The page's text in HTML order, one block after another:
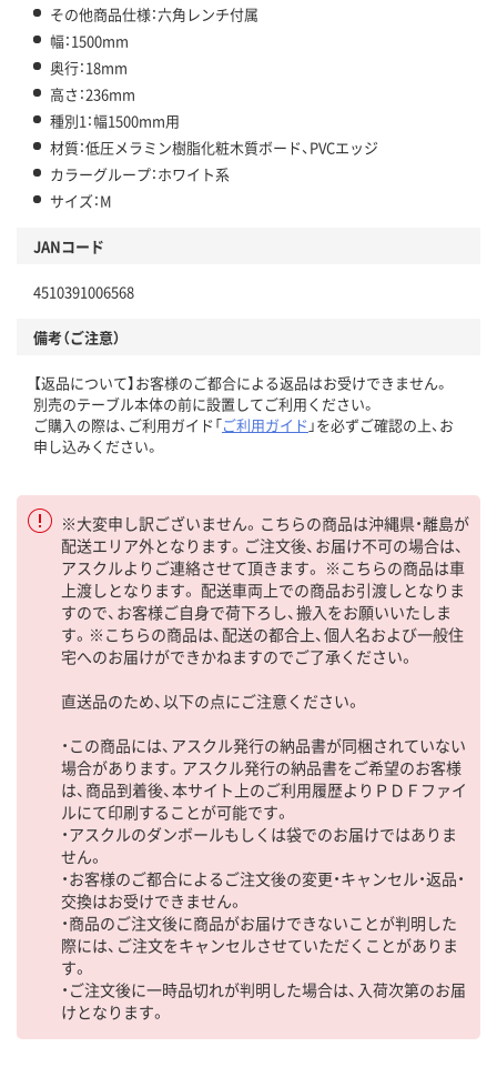
その他商品仕様：六角レンチ付属
幅：1500mm
奥行：18mm
高さ：236mm
種別1：幅1500mm用
材質：低圧メラミン樹脂化粧木質ボード、PVCエッジ
カラーグループ：ホワイト系
サイズ：M
JANコード
4510391006568
備考（ご注意）
【返品について】お客様のご都合による返品はお受けできません。
別売のテーブル本体の前に設置してご利用ください。
ご購入の際は、ご利用ガイド「ご利用ガイド 」を必ずご確認の上、お
申し込みください。
※大変申し訳ございません。こちらの商品は沖縄県・離島が
配送エリア外となります。ご注文後、お届け不可の場合は、
アスクルよりご連絡させて頂きます。 ※こちらの商品は車
上渡しとなります。 配送車両上での商品お引渡しとなりま
すので、お客様ご自身で荷下ろし、搬入をお願いいたしま
す。※こちらの商品は、配送の都合上、個人名および一般住
宅へのお届けができかねますのでご了承ください。
直送品のため、以下の点にご注意ください。
・この商品には、アスクル発行の納品書が同梱されていない
場合があります。アスクル発行の納品書をご希望のお客様
は、商品到着後、本サイト上のご利用履歴よりＰＤＦファイ
ルにて印刷することが可能です。
・アスクルのダンボールもしくは袋でのお届けではありま
せん。
・お客様のご都合によるご注文後の変更・キャンセル・返品・
交換はお受けできません。
・商品のご注文後に商品がお届けできないことが判明した
際には、ご注文をキャンセルさせていただくことがありま
す。
・ご注文後に一時品切れが判明した場合は、入荷次第のお届
けとなります。